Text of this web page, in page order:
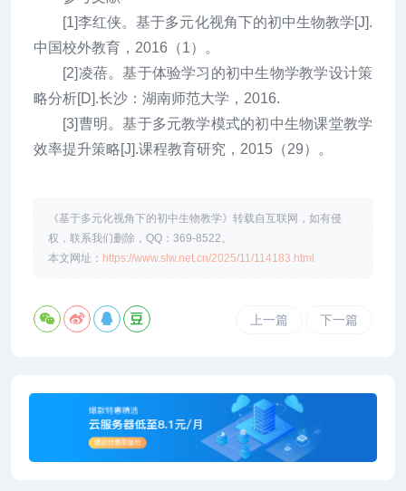
[1]李红侠。基于多元化视角下的初中生物教学[J].
中国校外教育，2016（1）。
[2]凌蓓。基于体验学习的初中生物学教学设计策
略分析[D].长沙：湖南师范大学，2016.
[3]曹明。基于多元教学模式的初中生物课堂教学
效率提升策略[J].课程教育研究，2015（29）。
《基于多元化视角下的初中生物教学》转载自互联网，如有侵
权，联系我们删除，QQ：369-8522。
本文网址： https://www.slw.net.cn/2025/11/114183.html
上一篇 下一篇